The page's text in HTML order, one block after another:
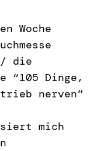
Woche
die
“105 Dinge,
nerven”
mich